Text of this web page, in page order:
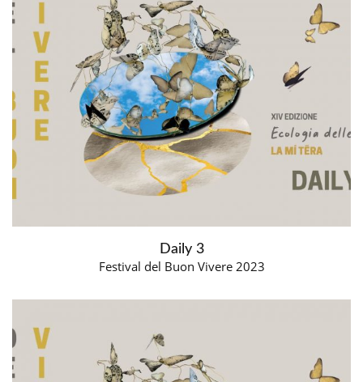
Daily 3
Festival del Buon Vivere 2023